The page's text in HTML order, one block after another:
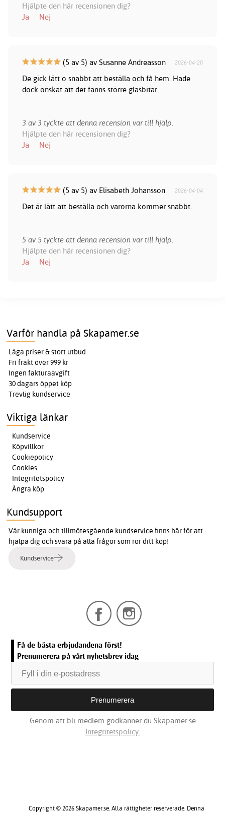
Hjälpte den här recensionen dig?
Ja
Nej
(5 av 5) av Susanne Andreasson 2026-04-20
De gick lätt o snabbt att beställa och få hem. Hade
dock önskat att det fanns större glasbitar.
3 av 3 tyckte att denna recension var till hjälp.
Hjälpte den här recensionen dig?
Ja
Nej
(5 av 5) av Elisabeth Johansson 2026-04-04
Det är lätt att beställa och varorna kommer snabbt.
5 av 5 tyckte att denna recension var till hjälp.
Hjälpte den här recensionen dig?
Ja
Nej
Varför handla på Skapamer.se
Låga priser & stort utbud
Fri frakt över 999 kr
Ingen fakturaavgift
30 dagars öppet köp
Trevlig kundservice
Viktiga länkar
Kundservice
Köpvillkor
Cookiepolicy
Cookies
Integritetspolicy
Ångra köp
Kundsupport
Vår kunniga och tillmötesgående kundservice finns här för att
hjälpa dig och svara på alla frågor som rör ditt köp!
Kundservice
Få de bästa erbjudandena först!
Prenumerera på vårt nyhetsbrev idag
Genom att bli medlem godkänner du Skapamer.se
Integritetspolicy.
Copyright © 2026 Skapamer.se. Alla rättigheter reserverade. Denna